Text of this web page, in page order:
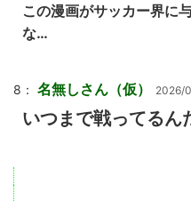
この漫画がサッカー界に
な…
8： 名無しさん（仮） 2026/
いつまで戦ってるん